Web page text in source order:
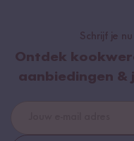
Schrijf je
Ontdek
aanbiedingen &